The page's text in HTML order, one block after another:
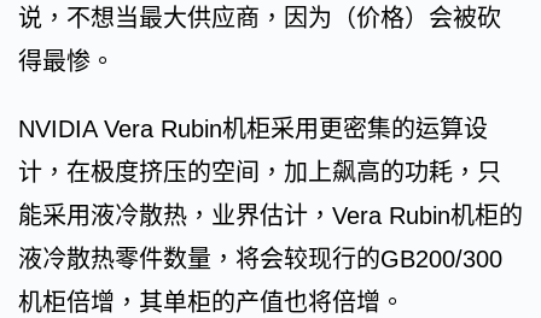
说，不想当最大供应商，因为（价格）会被砍
得最惨。
NVIDIA Vera Rubin机柜采用更密集的运算设
计，在极度挤压的空间，加上飙高的功耗，只
能采用液冷散热，业界估计，Vera Rubin机柜的
液冷散热零件数量，将会较现行的GB200/300
机柜倍增，其单柜的产值也将倍增。